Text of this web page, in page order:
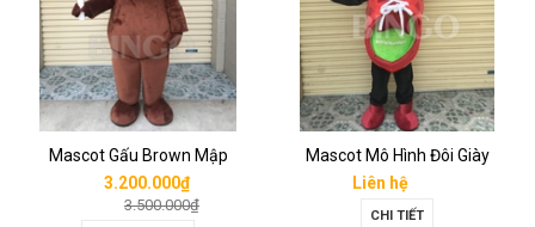
Mascot Gấu Brown Mập
3.200.000₫
3.500.000₫
Mascot Mô Hình Đôi Giày
Liên hệ
CHI TIẾT